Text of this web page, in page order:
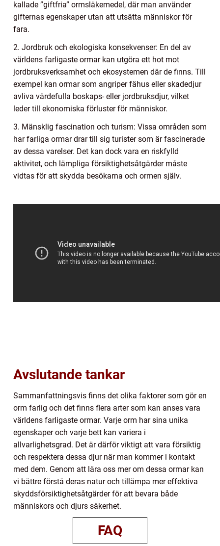
kallade ”giftfria” ormsläkemedel, där man använder
gifternas egenskaper utan att utsätta människor för
fara.
2. Jordbruk och ekologiska konsekvenser: En del av
världens farligaste ormar kan utgöra ett hot mot
jordbruksverksamhet och ekosystemen där de finns. Till
exempel kan ormar som angriper fähus eller skadedjur
avliva värdefulla boskaps- eller jordbruksdjur, vilket
leder till ekonomiska förluster för människor.
3. Mänsklig fascination och turism: Vissa områden som
har farliga ormar drar till sig turister som är fascinerade
av dessa varelser. Det kan dock vara en riskfylld
aktivitet, och lämpliga försiktighetsåtgärder måste
vidtas för att skydda besökarna och ormen själv.
Avslutande tankar
Sammanfattningsvis finns det olika faktorer som gör en
orm farlig och det finns flera arter som kan anses vara
världens farligaste ormar. Varje orm har sina unika
egenskaper och varje bett kan variera i
allvarlighetsgrad. Det är därför viktigt att vara försiktig
och respektera dessa djur när man kommer i kontakt
med dem. Genom att lära oss mer om dessa ormar kan
vi bättre förstå deras natur och tillämpa mer effektiva
skyddsförsiktighetsåtgärder för att bevara både
människors och djurs säkerhet.
FAQ